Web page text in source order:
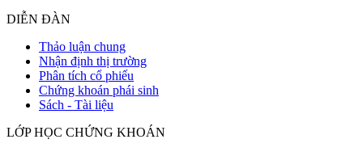
DIỄN ĐÀN
Thảo luận chung
Nhận định thị trường
Phân tích cổ phiếu
Chứng khoán phái sinh
Sách - Tài liệu
LỚP HỌC CHỨNG KHOÁN